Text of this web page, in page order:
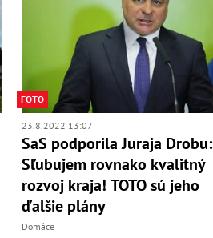
FOTO
23.8.2022 13:07
SaS podporila Juraja Drobu:
Sľubujem rovnako kvalitný
rozvoj kraja! TOTO sú jeho
ďalšie plány
Domáce